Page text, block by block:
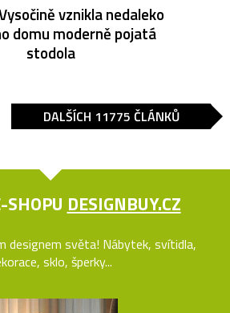
vznikla nedaleko
domu moderně pojatá
stodola
DALŠÍCH 11775 ČLÁNKŮ
SHOPU DESIGNBUY.CZ
designem světa! Nábytek, svítidla,
sklo, šperky...